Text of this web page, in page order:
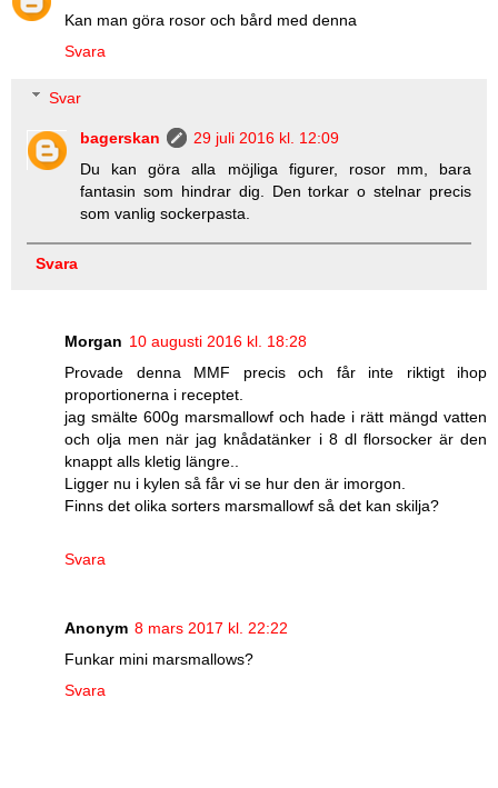
Kan man göra rosor och bård med denna
Svara
Svar
bagerskan
29 juli 2016 kl. 12:09
Du kan göra alla möjliga figurer, rosor mm, bara
fantasin som hindrar dig. Den torkar o stelnar precis
som vanlig sockerpasta.
Svara
Morgan 10 augusti 2016 kl. 18:28
Provade denna MMF precis och får inte riktigt ihop
proportionerna i receptet.
jag smälte 600g marsmallowf och hade i rätt mängd vatten
och olja men när jag knådatänker i 8 dl florsocker är den
knappt alls kletig längre..
Ligger nu i kylen så får vi se hur den är imorgon.
Finns det olika sorters marsmallowf så det kan skilja?
Svara
Anonym 8 mars 2017 kl. 22:22
Funkar mini marsmallows?
Svara